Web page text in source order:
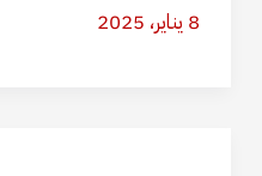
8 يناير، 2025